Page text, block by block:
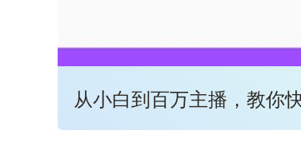
从小白到百万主播，教你